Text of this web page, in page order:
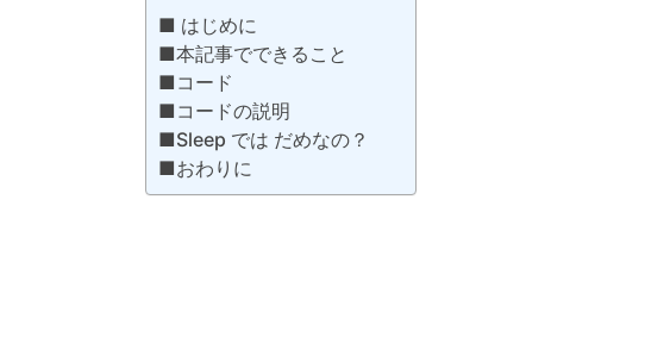
■ はじめに
■本記事でできること
■コード
■コードの説明
■Sleep では だめなの？
■おわりに